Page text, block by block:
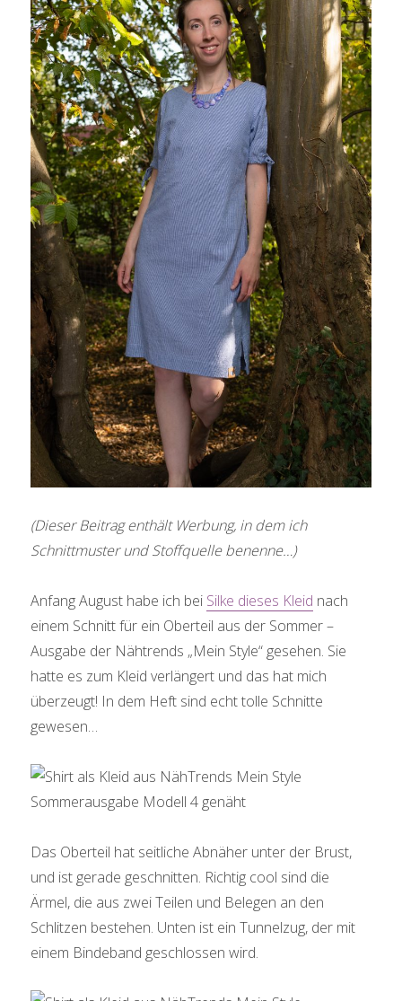
(Dieser Beitrag enthält Werbung, in dem ich
Schnittmuster und Stoffquelle benenne…)
Anfang August habe ich bei Silke dieses Kleid nach
einem Schnitt für ein Oberteil aus der Sommer –
Ausgabe der Nähtrends „Mein Style“ gesehen. Sie
hatte es zum Kleid verlängert und das hat mich
überzeugt! In dem Heft sind echt tolle Schnitte
gewesen…
Das Oberteil hat seitliche Abnäher unter der Brust,
und ist gerade geschnitten. Richtig cool sind die
Ärmel, die aus zwei Teilen und Belegen an den
Schlitzen bestehen. Unten ist ein Tunnelzug, der mit
einem Bindeband geschlossen wird.